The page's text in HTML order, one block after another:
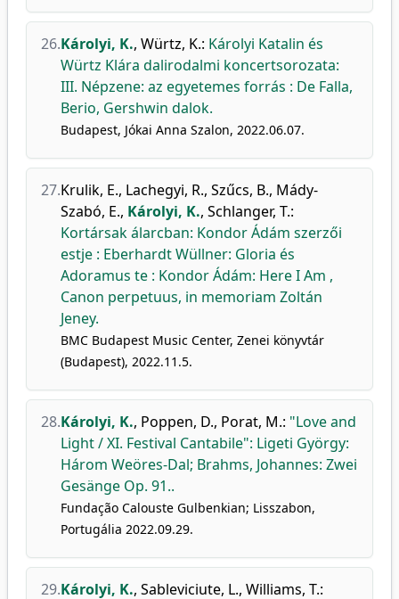
26.Károlyi, K., Würtz, K.: Károlyi Katalin és
Würtz Klára dalirodalmi koncertsorozata:
III. Népzene: az egyetemes forrás : De Falla,
Berio, Gershwin dalok.
Budapest, Jókai Anna Szalon, 2022.06.07.
27.Krulik, E., Lachegyi, R., Szűcs, B., Mády-
Szabó, E., Károlyi, K., Schlanger, T.:
Kortársak álarcban: Kondor Ádám szerzői
estje : Eberhardt Wüllner: Gloria és
Adoramus te : Kondor Ádám: Here I Am ,
Canon perpetuus, in memoriam Zoltán
Jeney.
BMC Budapest Music Center, Zenei könyvtár
(Budapest), 2022.11.5.
28.Károlyi, K., Poppen, D., Porat, M.: "Love and
Light / XI. Festival Cantabile": Ligeti György:
Három Weöres-Dal; Brahms, Johannes: Zwei
Gesänge Op. 91..
Fundação Calouste Gulbenkian; Lisszabon,
Portugália 2022.09.29.
29.Károlyi, K., Sableviciute, L., Williams, T.: